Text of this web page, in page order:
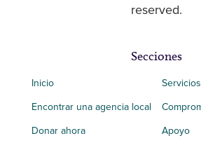
reserved.
Secciones
Inicio
Encontrar una agencia local
Donar ahora
Apoyo